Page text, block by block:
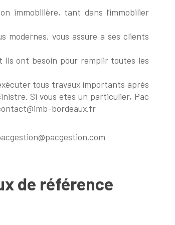
immobilière, tant dans l’immobilier
modernes, vous assure a ses clients
ils ont besoin pour remplir toutes les
tous travaux importants après
Si vous etes un particulier, Pac
bordeaux.fr
de référence